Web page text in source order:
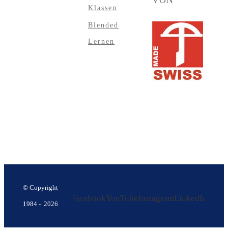
Klassen
Blended
Lernen
© Copyright
1984 -2026
FacebookYouTubeInstagramLinkedIn